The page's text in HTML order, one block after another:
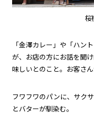
桜
「金澤カレー」や「ハン
が、お店の方にお話を聞
味しいとのこと。お客さ
フワフワのパンに、サク
とバターが馴染む。